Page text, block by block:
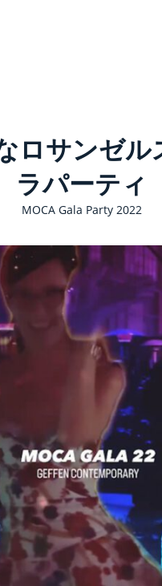
ロサンゼル
ラパーティ
MOCA Gala Party 2022